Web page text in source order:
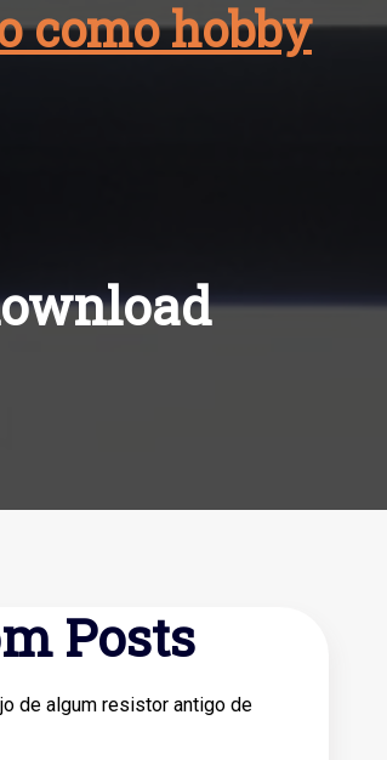
como hobby
Posts
de algum resistor antigo de